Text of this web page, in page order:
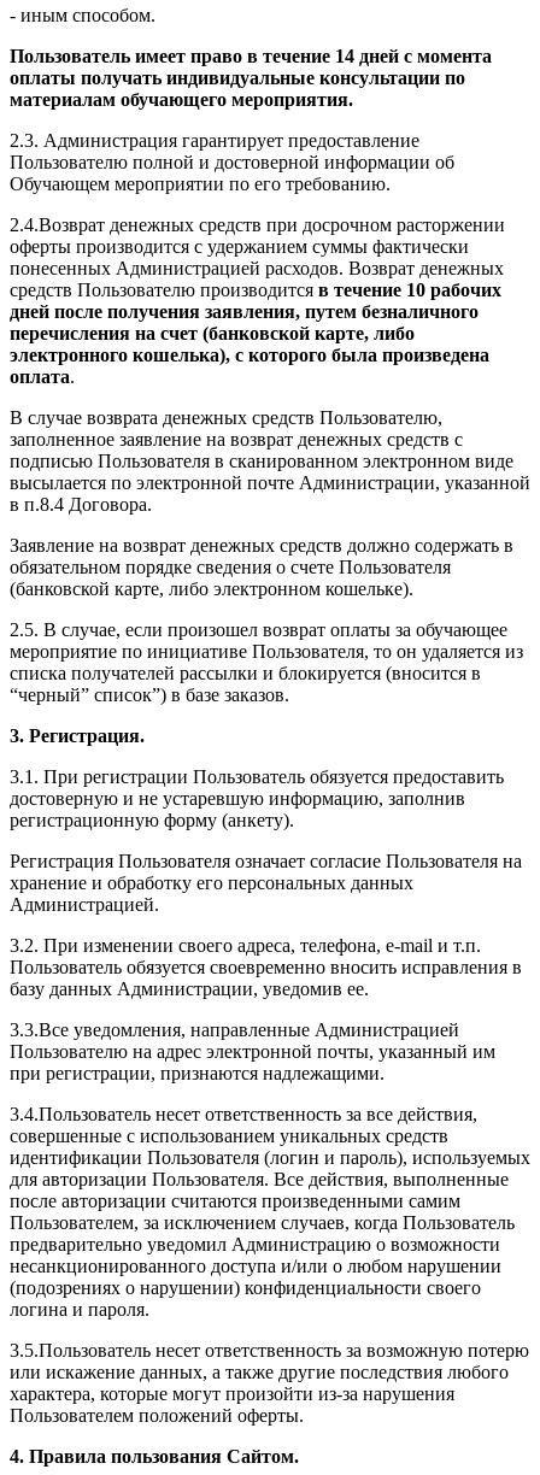
- иным способом.
Пользователь имеет право в течение 14 дней с момента
оплаты получать индивидуальные консультации по
материалам обучающего мероприятия.
2.3. Администрация гарантирует предоставление
Пользователю полной и достоверной информации об
Обучающем мероприятии по его требованию.
2.4.Возврат денежных средств при досрочном расторжении
оферты производится с удержанием суммы фактически
понесенных Администрацией расходов. Возврат денежных
средств Пользователю производится в течение 10 рабочих
дней после получения заявления, путем безналичного
перечисления на счет (банковской карте, либо
электронного кошелька), с которого была произведена
оплата.
В случае возврата денежных средств Пользователю,
заполненное заявление на возврат денежных средств с
подписью Пользователя в сканированном электронном виде
высылается по электронной почте Администрации, указанной
в п.8.4 Договора.
Заявление на возврат денежных средств должно содержать в
обязательном порядке сведения о счете Пользователя
(банковской карте, либо электронном кошельке).
2.5. В случае, если произошел возврат оплаты за обучающее
мероприятие по инициативе Пользователя, то он удаляется из
списка получателей рассылки и блокируется (вносится в
“черный” список”) в базе заказов.
3. Регистрация.
3.1. При регистрации Пользователь обязуется предоставить
достоверную и не устаревшую информацию, заполнив
регистрационную форму (анкету).
Регистрация Пользователя означает согласие Пользователя на
хранение и обработку его персональных данных
Администрацией.
3.2. При изменении своего адреса, телефона, e-mail и т.п.
Пользователь обязуется своевременно вносить исправления в
базу данных Администрации, уведомив ее.
3.3.Все уведомления, направленные Администрацией
Пользователю на адрес электронной почты, указанный им
при регистрации, признаются надлежащими.
3.4.Пользователь несет ответственность за все действия,
совершенные с использованием уникальных средств
идентификации Пользователя (логин и пароль), используемых
для авторизации Пользователя. Все действия, выполненные
после авторизации считаются произведенными самим
Пользователем, за исключением случаев, когда Пользователь
предварительно уведомил Администрацию о возможности
несанкционированного доступа и/или о любом нарушении
(подозрениях о нарушении) конфиденциальности своего
логина и пароля.
3.5.Пользователь несет ответственность за возможную потерю
или искажение данных, а также другие последствия любого
характера, которые могут произойти из-за нарушения
Пользователем положений оферты.
4. Правила пользования Сайтом.